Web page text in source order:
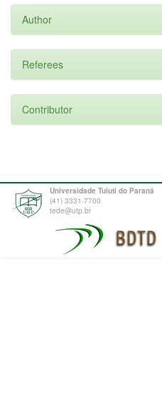
Author
Referees
Contributor
Universidade Tuiuti do Paraná
(41) 3331-7700
tede@utp.br